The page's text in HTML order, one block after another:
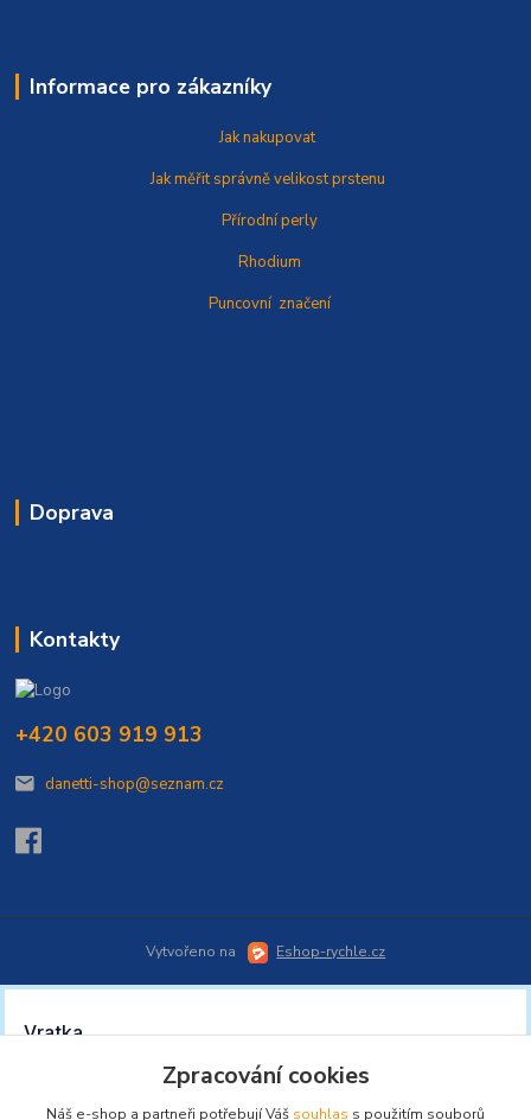
Informace pro zákazníky
Jak nakupovat
Jak měřit správněvelikost prstenu
Přírodní perly
Rhodium
Puncovní značení
Doprava
Kontakty
+420 603 919 913
danetti-shop@seznam.cz
Vytvořeno na Eshop-rychle.cz
Zpracování cookies
Náš e-shop a partneři potřebují Váš souhlas s použitím souborů